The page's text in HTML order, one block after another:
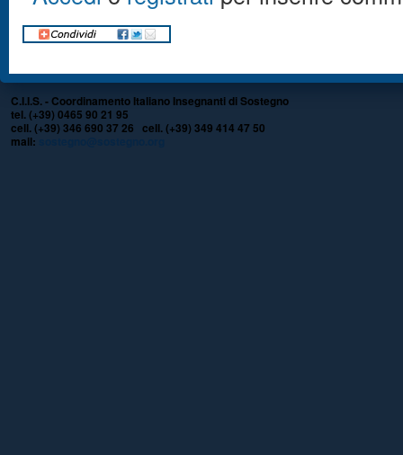
C.I.I.S. - Coordinamento Italiano Insegnanti di Sostegno
tel. (+39) 0465 90 21 95
cell. (+39) 346 690 37 26 cell. (+39) 349 414 47 50
mail: